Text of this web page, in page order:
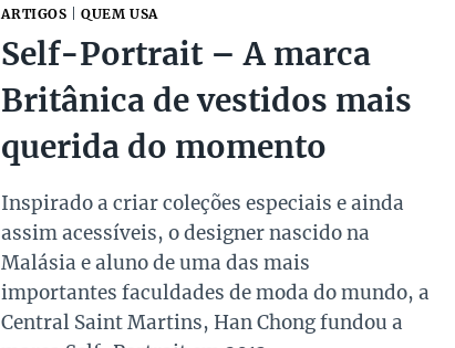
ARTIGOS |QUEM USA
Self-Portrait – A marca
Britânica de vestidos mais
querida do momento
Inspirado a criar coleções especiais e ainda
assim acessíveis, o designer nascido na
Malásia e aluno de uma das mais
importantes faculdades de moda do mundo, a
Central Saint Martins, Han Chong fundou a